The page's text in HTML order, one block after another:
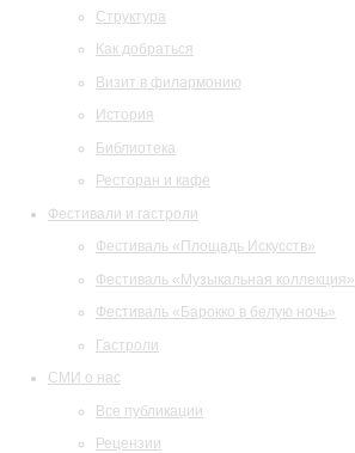
Структура
Как добраться
Визит в филармонию
История
Библиотека
Ресторан и кафе
Фестивали и гастроли
Фестиваль «Площадь Искусств»
Фестиваль «Музыкальная коллекция»
Фестиваль «Барокко в белую ночь»
Гастроли
СМИ о нас
Все публикации
Рецензии